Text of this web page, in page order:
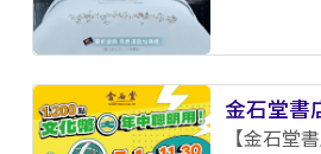
金石堂書
【金石堂書店】